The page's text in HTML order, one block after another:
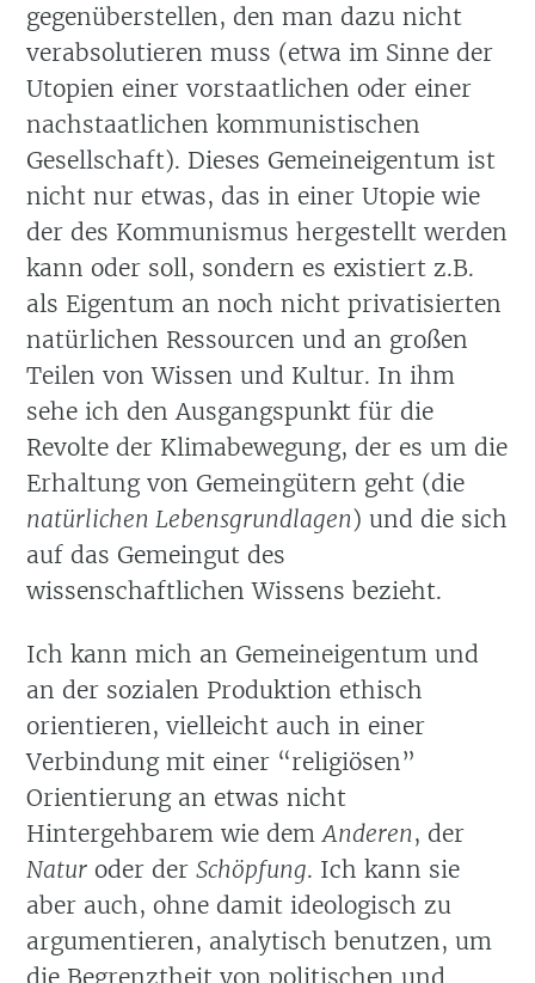
gegenüberstellen, den man dazu nicht
verabsolutieren muss (etwa im Sinne der
Utopien einer vorstaatlichen oder einer
nachstaatlichen kommunistischen
Gesellschaft). Dieses Gemeineigentum ist
nicht nur etwas, das in einer Utopie wie
der des Kommunismus hergestellt werden
kann oder soll, sondern es existiert z.B.
als Eigentum an noch nicht privatisierten
natürlichen Ressourcen und an großen
Teilen von Wissen und Kultur. In ihm
sehe ich den Ausgangspunkt für die
Revolte der Klimabewegung, der es um die
Erhaltung von Gemeingütern geht (die
natürlichen Lebensgrundlagen) und die sich
auf das Gemeingut des
wissenschaftlichen Wissens bezieht.
Ich kann mich an Gemeineigentum und
an der sozialen Produktion ethisch
orientieren, vielleicht auch in einer
Verbindung mit einer “religiösen”
Orientierung an etwas nicht
Hintergehbarem wie demAnderen, der
Natur oder derSchöpfung. Ich kann sie
aber auch, ohne damit ideologisch zu
argumentieren, analytisch benutzen, um
die Begrenztheit von politischen und